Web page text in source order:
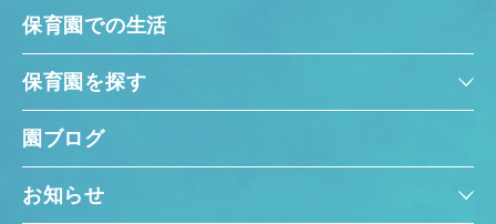
保育園での生活
保育園を探す
園ブログ
お知らせ